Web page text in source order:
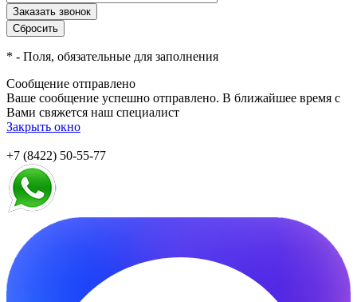
* - Поля, обязательные для заполнения
Сообщение отправлено
Ваше сообщение успешно отправлено. В ближайшее время с
Вами свяжется наш специалист
Закрыть окно
+7 (8422) 50-55-77